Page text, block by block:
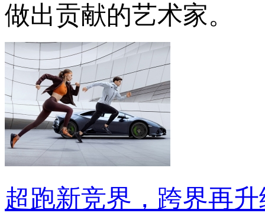
做出贡献的艺术家。
超跑新竞界，跨界再升